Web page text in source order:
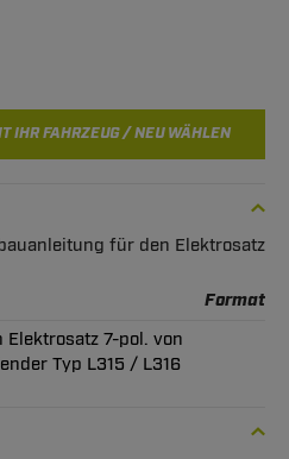
IHR FAHRZEUG / NEU WÄHLEN
für den Elektrosatz
Format
7-pol. von
Typ L315 / L316